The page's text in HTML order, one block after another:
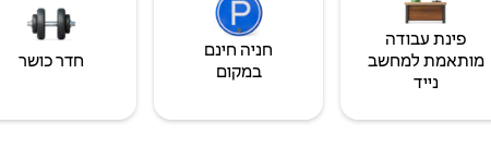
פינת עבודה
מותאמת למחשב
נייד
חניה חינם
במקום
חדר כושר